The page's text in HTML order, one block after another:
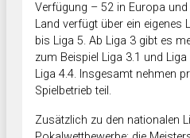
Verfügung – 52 in Europa
Land verfügt über ein eigenes
bis Liga 5. Ab Liga 3 gibt es
zum Beispiel Liga 3.1 und
Liga 4.4. Insgesamt nehmen
Spielbetrieb teil.
Zusätzlich zu den nationalen